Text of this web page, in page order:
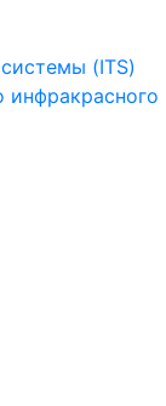
(ITS)
инфракрасного